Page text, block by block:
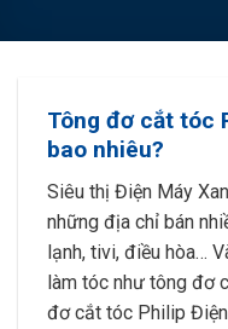
Tông đơ cắt tóc
bao nhiêu?
Siêu thị Điện Máy
những địa chỉ bán
lạnh, tivi, điều hòa…
làm tóc như tông đơ
đơ cắt tóc Philip Điện